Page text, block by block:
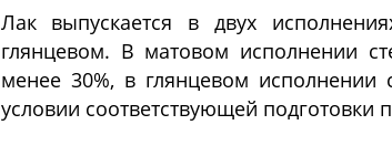
Лак выпускается в двух
глянцевом. В матовом исполнении
менее 30%, в глянцевом исполнении
условии соответствующей подготовки